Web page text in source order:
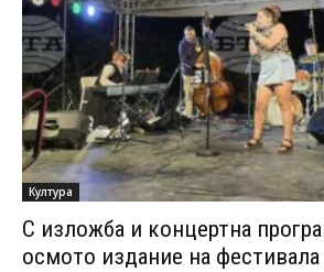
Култура
С изложба и концертна
осмото издание на